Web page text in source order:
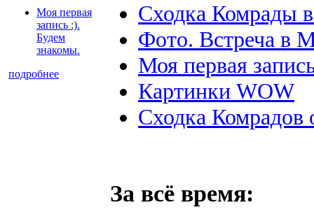
Моя первая
запись :).
Будем
знакомы.
подробнее
Сходка Комрады
Фото. Встреча в
Моя первая
Картинки WOW
Сходка Комрадов
За всё время: